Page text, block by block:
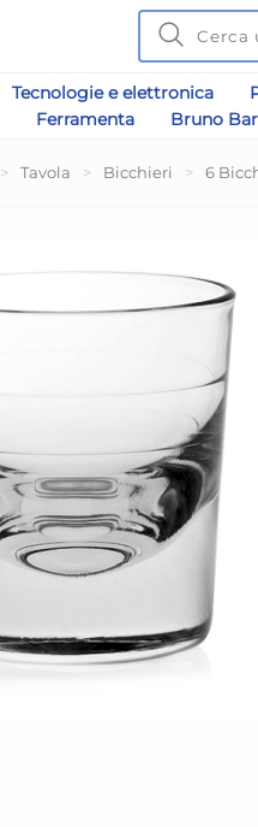
Tecnologie e elettronica
Ferramenta Bruno
> Tavola > Bicchieri > 6